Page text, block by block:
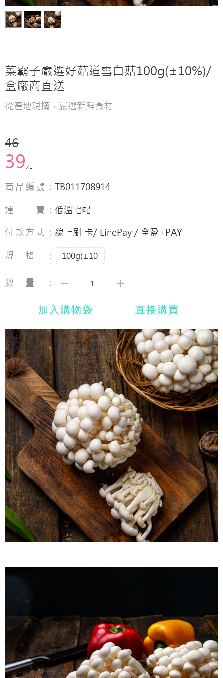
菜霸子嚴選好菇道雪白菇100g(±10%)/
盒廠商直送
從產地現摘，嚴選新鮮食材
46
39元
商品編號： TB011708914
運 費： 低溫宅配
付款方式： 線上刷 卡/ LinePay / 全盈+PAY
規格：
100g(±10
數量：
加入購物袋 直接購買